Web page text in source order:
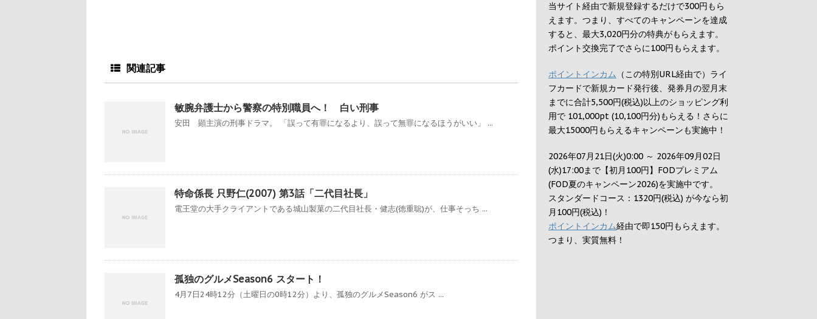
関連記事
敏腕弁護士から警察の特別職員へ！ 白い刑事
安田 顕主演の刑事ドラマ。 「誤って有罪になるより、誤って無罪になるほうがいい」 ...
特命係長 只野仁(2007) 第3話「二代目社長」
電王堂の大手クライアントである城山製菓の二代目社長・健志(徳重聡)が、仕事そっち ...
孤独のグルメSeason6 スタート！
4月7日24時12分（土曜日の0時12分）より、孤独のグルメSeason6 がス ...
当サイト経由で新規登録するだけで300円もら
えます。つまり、すべてのキャンペーンを達成
すると、最大3,020円分の特典がもらえます。
ポイント交換完了でさらに100円もらえます。
ポイントインカム （この特別URL経由で）ライ
フカードで新規カード発行後、発券月の翌月末
までに合計5,500円(税込)以上のショッピング利
用で 101,000pt (10,100円分)もらえる！さらに
最大15000円もらえるキャンペーンも実施中！
2026年07月21日(火)0:00 ～ 2026年09月02日
(水)17:00まで【初月100円】FODプレミアム
(FOD夏のキャンペーン2026)を実施中です。
スタンダードコース：1320円(税込) が今なら初
月100円(税込)！
ポイントインカム経由で即150円もらえます。
つまり、実質無料！